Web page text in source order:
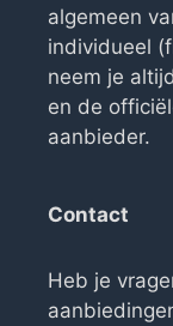
algemeen
individueel
neem je
en de
aanbieder.
Contact
Heb je